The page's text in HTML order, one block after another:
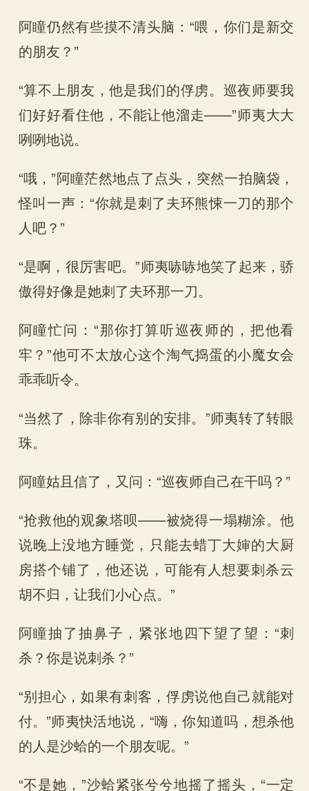
阿瞳仍然有些摸不清头脑：“喂，你们是新交
的朋友？”
“算不上朋友，他是我们的俘虏。巡夜师要我
们好好看住他，不能让他溜走——”师夷大大
咧咧地说。
“哦，”阿瞳茫然地点了点头，突然一拍脑袋，
怪叫一声：“你就是刺了夫环熊悚一刀的那个
人吧？”
“是啊，很厉害吧。”师夷哧哧地笑了起来，骄
傲得好像是她刺了夫环那一刀。
阿瞳忙问：“那你打算听巡夜师的，把他看
牢？”他可不太放心这个淘气捣蛋的小魔女会
乖乖听令。
“当然了，除非你有别的安排。”师夷转了转眼
珠。
阿瞳姑且信了，又问：“巡夜师自己在干吗？”
“抢救他的观象塔呗——被烧得一塌糊涂。他
说晚上没地方睡觉，只能去蜡丁大婶的大厨
房搭个铺了，他还说，可能有人想要刺杀云
胡不归，让我们小心点。”
阿瞳抽了抽鼻子，紧张地四下望了望：“刺
杀？你是说刺杀？”
“别担心，如果有刺客，俘虏说他自己就能对
付。”师夷快活地说，“嗨，你知道吗，想杀他
的人是沙蛤的一个朋友呢。”
“不是她，”沙蛤紧张兮兮地摇了摇头，“一定